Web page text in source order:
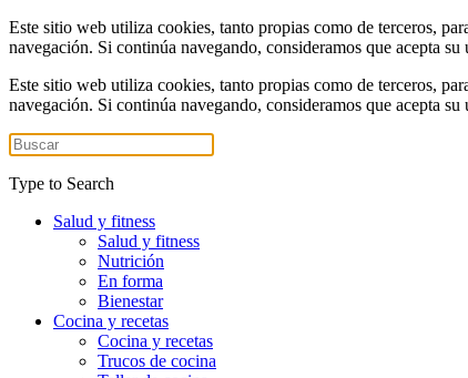
Este sitio web utiliza cookies, tanto propias como de terceros,
navegación. Si continúa navegando, consideramos que acepta su
Este sitio web utiliza cookies, tanto propias como de terceros,
navegación. Si continúa navegando, consideramos que acepta su
Type to Search
Salud y fitness
Salud y fitness
Nutrición
En forma
Bienestar
Cocina y recetas
Cocina y recetas
Trucos de cocina